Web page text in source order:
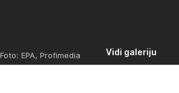
Vidi galeriju
Foto: EPA, Profimedia